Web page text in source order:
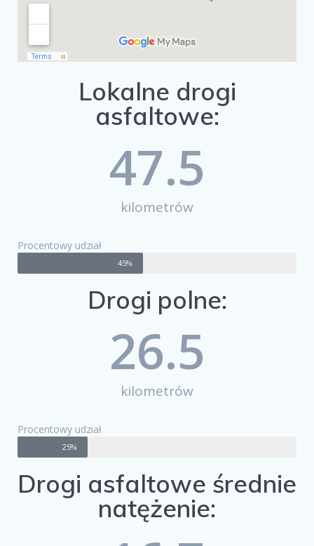
Lokalne drogi
asfaltowe:
kilometrów
47.5
Procentowy udział
45%
Drogi polne:
kilometrów
26.5
Procentowy udział
25%
Drogi asfaltowe średnie
natężenie: